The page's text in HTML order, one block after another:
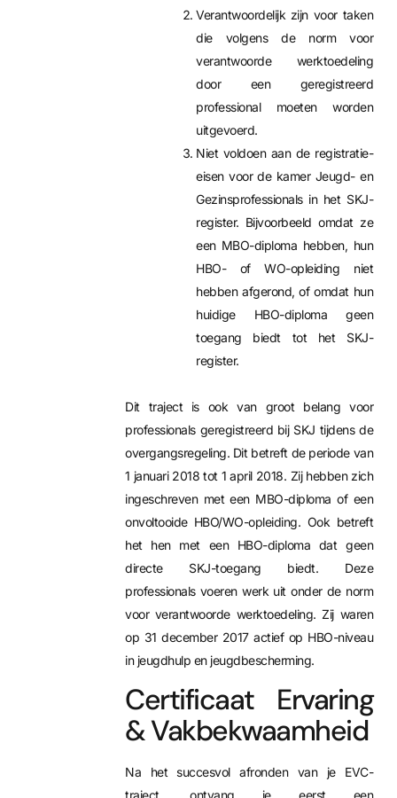
Verantwoordelijk zijn voor taken
die volgens de norm voor
verantwoorde werktoedeling
door een geregistreerd
professional moeten worden
uitgevoerd.
Niet voldoen aan de registratie-
eisen voor de kamer Jeugd- en
Gezinsprofessionals in het SKJ-
register. Bijvoorbeeld omdat ze
een MBO-diploma hebben, hun
HBO- of WO-opleiding niet
hebben afgerond, of omdat hun
huidige HBO-diploma geen
toegang biedt tot het SKJ-
register.
Dit traject is ook van groot belang voor
professionals geregistreerd bij SKJ tijdens de
overgangsregeling. Dit betreft de periode van
1 januari 2018 tot 1 april 2018. Zij hebben zich
ingeschreven met een MBO-diploma of een
onvoltooide HBO/WO-opleiding. Ook betreft
het hen met een HBO-diploma dat geen
directe SKJ-toegang biedt. Deze
professionals voeren werk uit onder de norm
voor verantwoorde werktoedeling. Zij waren
op 31 december 2017 actief op HBO-niveau
in jeugdhulp en jeugdbescherming.
Certificaat Ervaring
& Vakbekwaamheid
Na het succesvol afronden van je EVC-